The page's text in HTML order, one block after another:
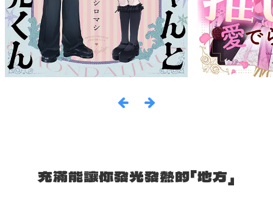
充滿能讓你發光發熱的「地方」